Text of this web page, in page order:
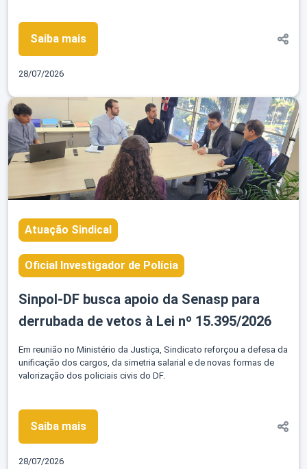
Saiba mais
28/07/2026
Atuação Sindical
Oficial Investigador de Polícia
Sinpol-DF busca apoio da Senasp para
derrubada de vetos à Lei nº 15.395/2026
Em reunião no Ministério da Justiça, Sindicato reforçou a defesa da
unificação dos cargos, da simetria salarial e de novas formas de
valorização dos policiais civis do DF.
Saiba mais
28/07/2026